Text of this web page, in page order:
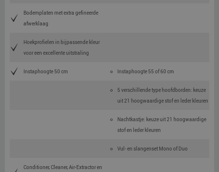
Bodemplaten met extra gefineerde
afwerklaag
Hoekprofielen in bijpassende kleur
voor een excellente uitstraling
Instaphoogte 50 cm Instaphoogte 55 of 60 cm
5 verschillende type hoofdborden: keuze
uit 21 hoogwaardige stof en leder kleuren
Nachtkastje: keuze uit 21 hoogwaardige
stof en leder kleuren
Vul- en slangenset Mono of Duo
Conditioner, Cleaner, Air-Extractor en